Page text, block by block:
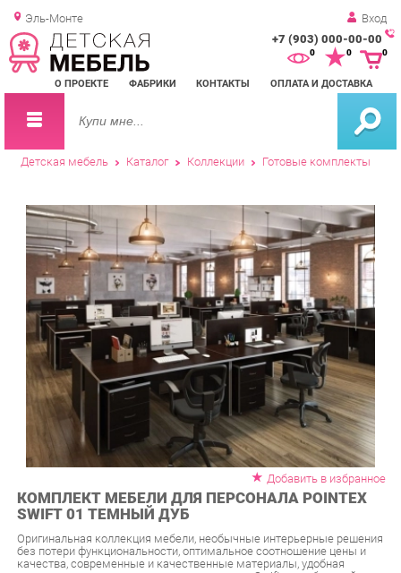
Эль-Монте Вход
+7 (903) 000-00-00
О ПРОЕКТЕ ФАБРИКИ КОНТАКТЫ ОПЛАТА И ДОСТАВКА
0 0
Детская мебель Каталог Коллекции Готовые комплекты
Добавить в избранное
КОМПЛЕКТ МЕБЕЛИ ДЛЯ ПЕРСОНАЛА POINTEX
SWIFT 01 ТЕМНЫЙ ДУБ
Оригинальная коллекция мебели, необычные интерьерные решения
качества, современные и качественные материалы, удобная
эргономика основные преимущества серии Swift от мебельной
фабрики Pointex